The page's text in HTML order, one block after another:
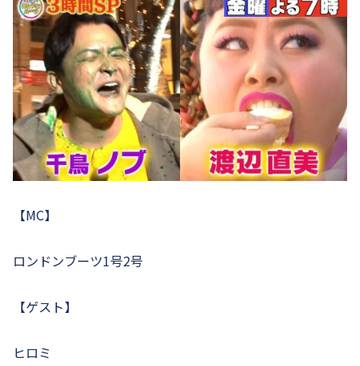
【MC】
ロンドンブーツ1号2号
【ゲスト】
ヒロミ